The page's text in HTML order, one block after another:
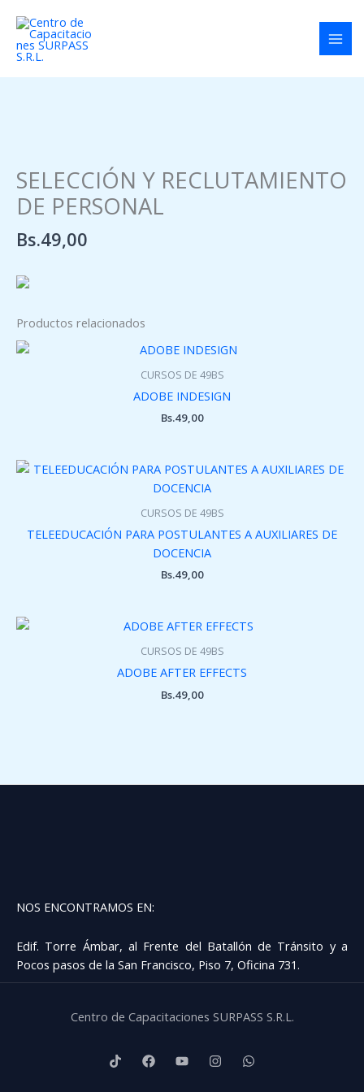
contenido
SELECCIÓN Y RECLUTAMIENTO
DE PERSONAL
Bs.49,00
Productos relacionados
CURSOS DE 49BS
ADOBE INDESIGN
Bs.49,00
CURSOS DE 49BS
TELEEDUCACIÓN PARA POSTULANTES A AUXILIARES DE
DOCENCIA
Bs.49,00
CURSOS DE 49BS
ADOBE AFTER EFFECTS
Bs.49,00
NOS ENCONTRAMOS EN:
Edif. Torre Ámbar, al Frente del Batallón de Tránsito y a
Pocos pasos de la San Francisco, Piso 7, Oficina 731.
Centro de Capacitaciones SURPASS S.R.L.